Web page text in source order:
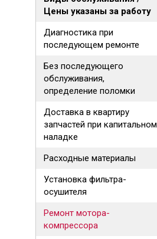
Цены указаны за работу
Диагностика при
последующем ремонте
Без последующего
обслуживания,
определение поломки
Доставка в квартиру
запчастей при капитальном
наладке
Расходные материалы
Установка фильтра-
осушителя
Ремонт мотора-
компрессора